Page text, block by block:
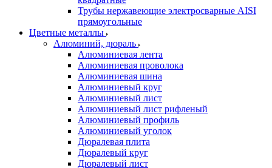
Трубы нержавеющие электросварные AISI
прямоугольные
Цветные металлы
Алюминий, дюраль
Алюминиевая лента
Алюминиевая проволока
Алюминиевая шина
Алюминиевый круг
Алюминиевый лист
Алюминиевый лист рифленый
Алюминиевый профиль
Алюминиевый уголок
Дюралевая плита
Дюралевый круг
Дюралевый лист